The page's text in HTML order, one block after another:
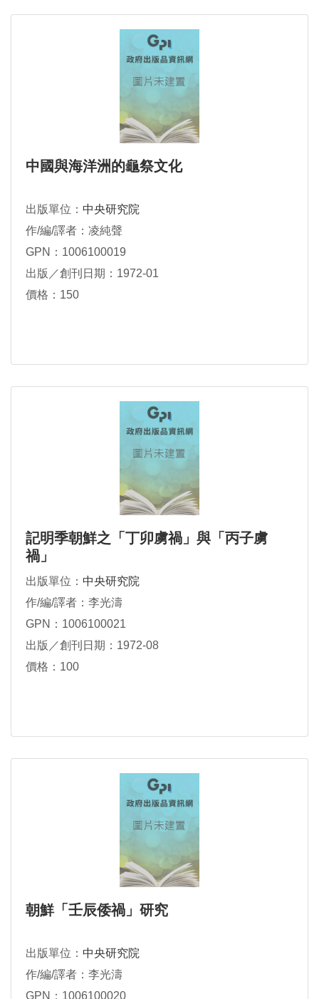
中國與海洋洲的龜祭文化
出版單位： 中央研究院
作/編/譯者：凌純聲
GPN：1006100019
出版／創刊日期：1972-01
價格：150
記明季朝鮮之「丁卯虜禍」與「丙子虜
禍」
出版單位： 中央研究院
作/編/譯者：李光濤
GPN：1006100021
出版／創刊日期：1972-08
價格：100
朝鮮「壬辰倭禍」研究
出版單位： 中央研究院
作/編/譯者：李光濤
GPN：1006100020